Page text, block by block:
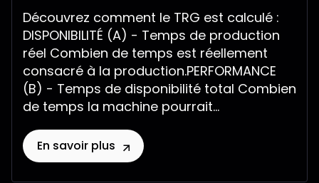
Découvrez comment le TRG est calculé :
DISPONIBILITÉ (A) - Temps de production
réel Combien de temps est réellement
consacré à la production.PERFORMANCE
(B) - Temps de disponibilité total Combien
de temps la machine pourrait...
En savoir plus